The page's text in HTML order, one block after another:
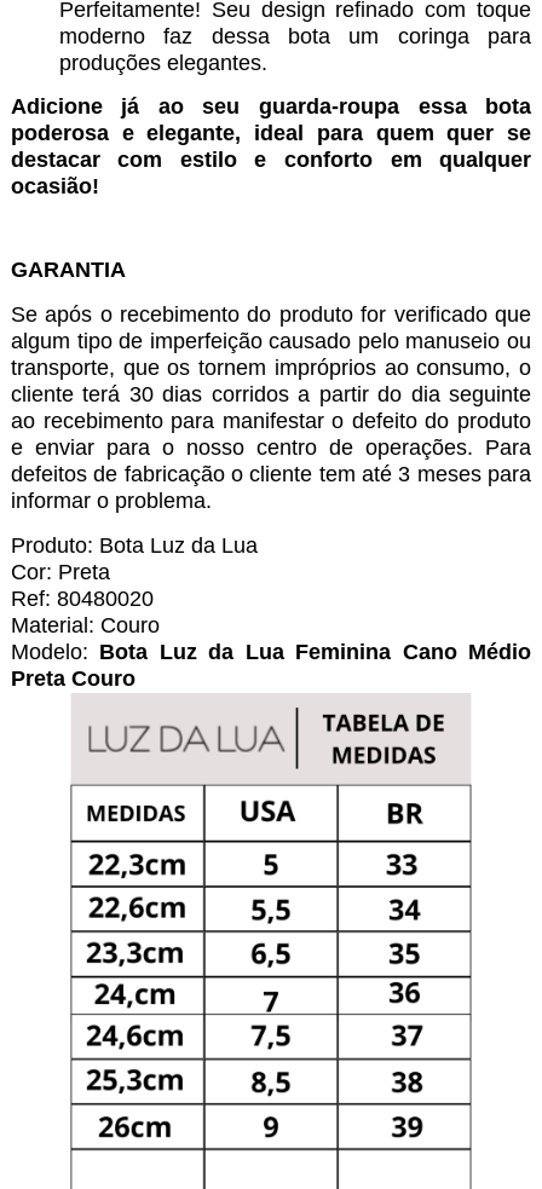
Perfeitamente! Seu design refinado com toque
moderno faz dessa bota um coringa para
produções elegantes.
Adicione já ao seu guarda-roupa essa bota
poderosa e elegante, ideal para quem quer se
destacar com estilo e conforto em qualquer
ocasião!
GARANTIA
Se após o recebimento do produto for verificado que
algum tipo de imperfeição causado pelo manuseio ou
transporte, que os tornem impróprios ao consumo, o
cliente terá 30 dias corridos a partir do dia seguinte
ao recebimento para manifestar o defeito do produto
e enviar para o nosso centro de operações. Para
defeitos de fabricação o cliente tem até 3 meses para
informar o problema.
Produto: Bota Luz da Lua
Cor: Preta
Ref: 80480020
Material: Couro
Modelo: Bota Luz da Lua Feminina Cano Médio
Preta Couro